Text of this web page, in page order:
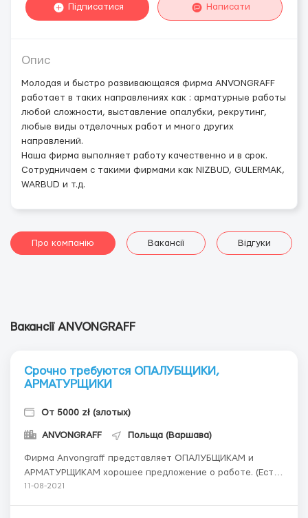
Підписатися Написати
Опис
Молодая и быстро развивающаяся фирма ANVONGRAFF
работает в таких направлениях как : арматурные работы
любой сложности, выставление опалубки, рекрутинг,
любые виды отделочных работ и много других
направлений.
Наша фирма выполняет работу качественно и в срок.
Сотрудничаем с такими фирмами как NIZBUD, GULERMAK,
WARBUD и т.д.
Про компанію Вакансії Відгуки
Вакансії ANVONGRAFF
Срочно требуются ОПАЛУБЩИКИ,
АРМАТУРЩИКИ
От 5000 zł (злотых)
ANVONGRAFF Польща (Варшава)
Фирма Anvongraff представляет ОПАЛУБЩИКАМ и
АРМАТУРЩИКАМ хорошее предложение о работе. (Есть
возможность рассмотреть другие вакансии) Если ищите
11-08-2021